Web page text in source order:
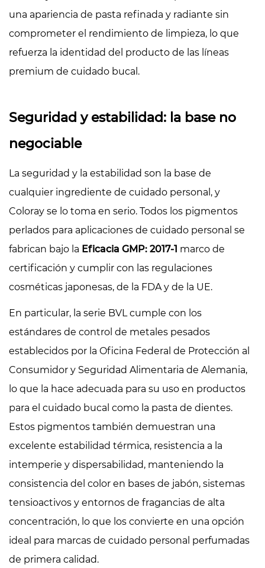
una apariencia de pasta refinada y radiante sin
comprometer el rendimiento de limpieza, lo que
refuerza la identidad del producto de las líneas
premium de cuidado bucal.
Seguridad y estabilidad: la base no
negociable
La seguridad y la estabilidad son la base de
cualquier ingrediente de cuidado personal, y
Coloray se lo toma en serio. Todos los pigmentos
perlados para aplicaciones de cuidado personal se
fabrican bajo la Eficacia GMP: 2017-1 marco de
certificación y cumplir con las regulaciones
cosméticas japonesas, de la FDA y de la UE.
En particular, la serie BVL cumple con los
estándares de control de metales pesados ​​
establecidos por la Oficina Federal de Protección al
Consumidor y Seguridad Alimentaria de Alemania,
lo que la hace adecuada para su uso en productos
para el cuidado bucal como la pasta de dientes.
Estos pigmentos también demuestran una
excelente estabilidad térmica, resistencia a la
intemperie y dispersabilidad, manteniendo la
consistencia del color en bases de jabón, sistemas
tensioactivos y entornos de fragancias de alta
concentración, lo que los convierte en una opción
ideal para marcas de cuidado personal perfumadas
de primera calidad.